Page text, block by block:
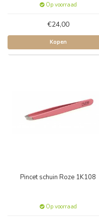
Op voorraad
€24,00
Kopen
Pincet schuin Roze 1K108
Op voorraad